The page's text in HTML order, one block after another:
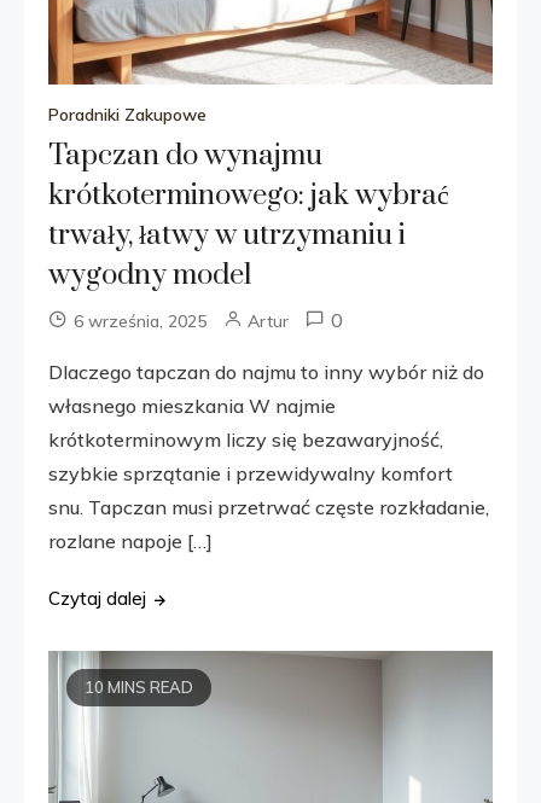
Poradniki Zakupowe
Tapczan do wynajmu
krótkoterminowego: jak wybrać
trwały, łatwy w utrzymaniu i
wygodny model
6 września, 2025 Artur 0
Dlaczego tapczan do najmu to inny wybór niż do
własnego mieszkania W najmie
krótkoterminowym liczy się bezawaryjność,
szybkie sprzątanie i przewidywalny komfort
snu. Tapczan musi przetrwać częste rozkładanie,
rozlane napoje […]
Czytaj dalej
10 MINS READ